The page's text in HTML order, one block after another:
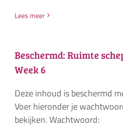
Lees meer
Beschermd: Ruimte
Week 6
Deze inhoud is beschermd
Voer hieronder je
bekijken. Wachtwoord: